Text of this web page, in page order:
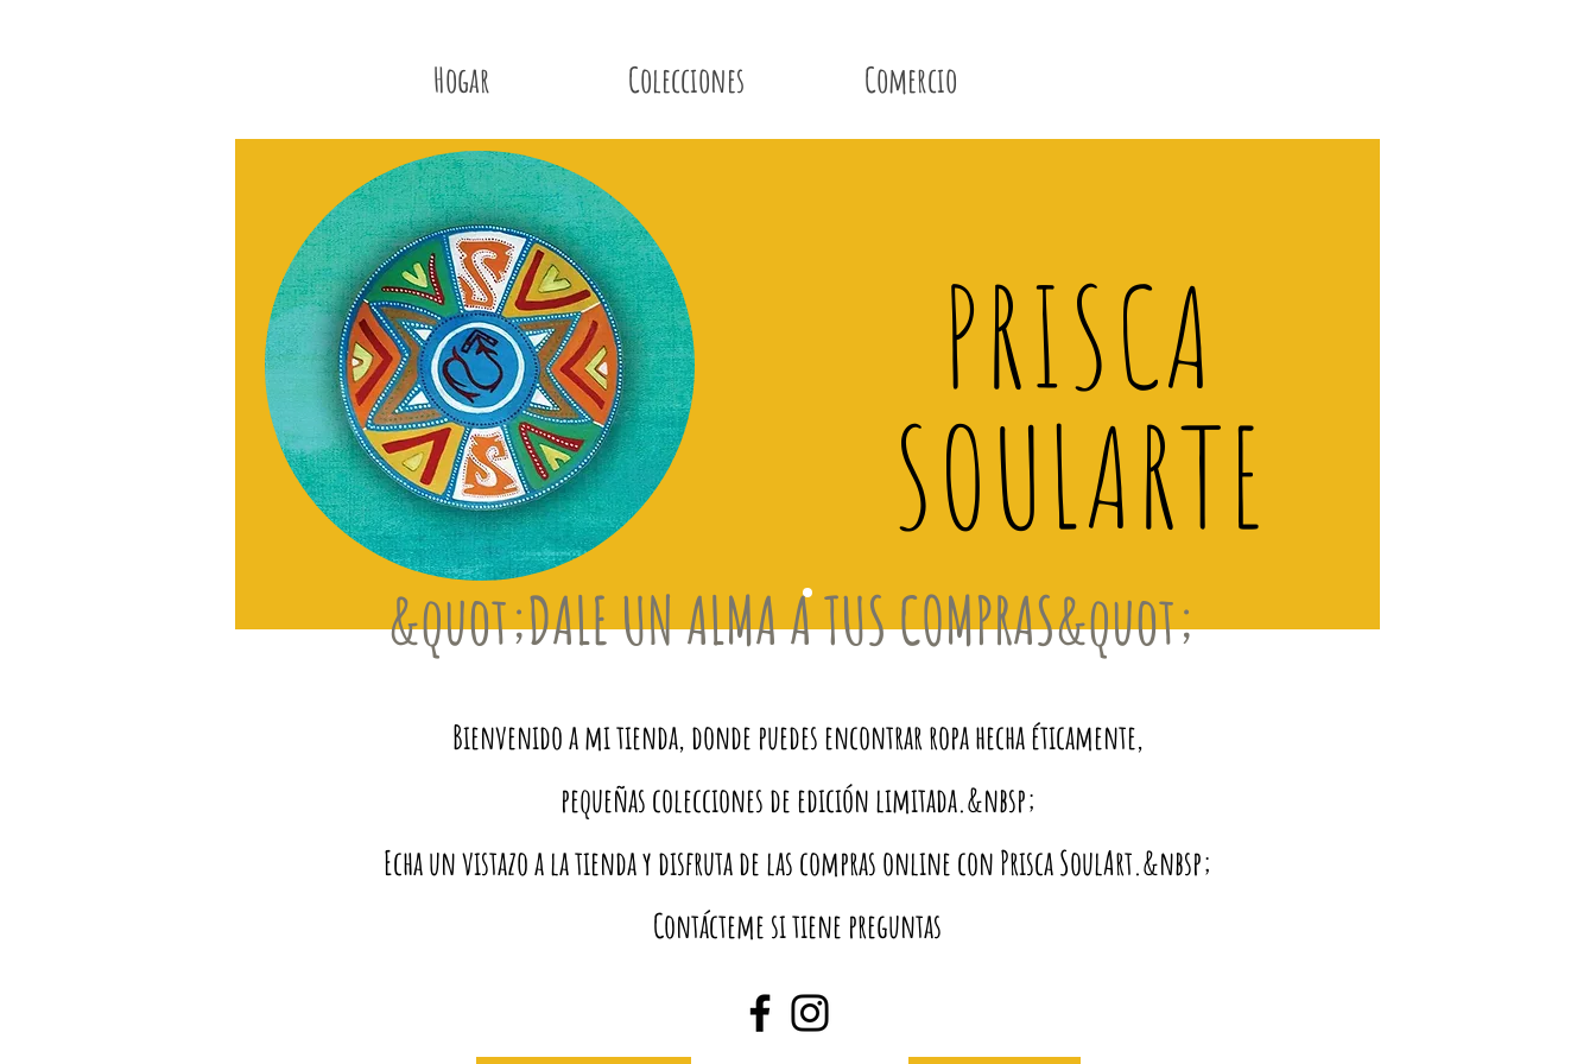
Hogar Colecciones Comercio
PRISCA
SOULARTE
&quot;DALE UN ALMA A TUS COMPRAS&quot;
Bienvenido a mi tienda, donde puedes encontrar ropa hecha éticamente,
pequeñas colecciones de edición limitada.&nbsp;
Echa un vistazo a la tienda y disfruta de las compras online con Prisca SoulArt.&nbsp;
Contácteme si tiene preguntas